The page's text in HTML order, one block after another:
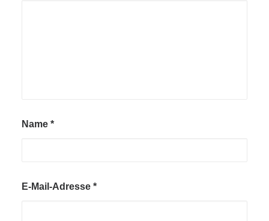
Name *
E-Mail-Adresse *